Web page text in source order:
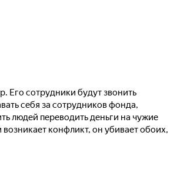
Его сотрудники будут звонить
себя за сотрудников фонда,
людей переводить деньги на чужие
конфликт, он убивает обоих,